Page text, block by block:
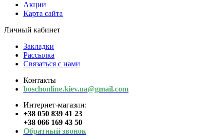
Акции
Карта сайта
Личный кабинет
Закладки
Рассылка
Связаться с нами
Контакты
boschonline.kiev.ua@gmail.com
Интернет-магазин:
+38 050 839 41 23
+38 066 169 43 50
Обратный звонок